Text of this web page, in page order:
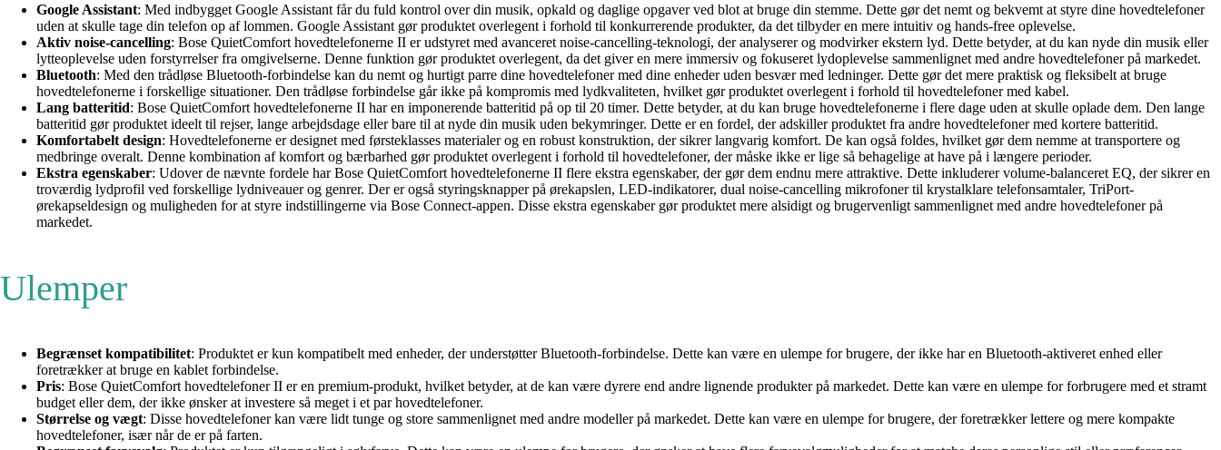
Google Assistant: Med indbygget Google Assistant får du fuld kontrol over din musik, opkald og daglige opgaver ved blot at bruge din stemme. Dette gør det nemt og bekvemt at styre dine hovedtelefoner
uden at skulle tage din telefon op af lommen. Google Assistant gør produktet overlegent i forhold til konkurrerende produkter, da det tilbyder en mere intuitiv og hands-free oplevelse.
Aktiv noise-cancelling: Bose QuietComfort hovedtelefonerne II er udstyret med avanceret noise-cancelling-teknologi, der analyserer og modvirker ekstern lyd. Dette betyder, at du kan nyde din musik eller
lytteoplevelse uden forstyrrelser fra omgivelserne. Denne funktion gør produktet overlegent, da det giver en mere immersiv og fokuseret lydoplevelse sammenlignet med andre hovedtelefoner på markedet.
Bluetooth: Med den trådløse Bluetooth-forbindelse kan du nemt og hurtigt parre dine hovedtelefoner med dine enheder uden besvær med ledninger. Dette gør det mere praktisk og fleksibelt at bruge
hovedtelefonerne i forskellige situationer. Den trådløse forbindelse går ikke på kompromis med lydkvaliteten, hvilket gør produktet overlegent i forhold til hovedtelefoner med kabel.
Lang batteritid: Bose QuietComfort hovedtelefonerne II har en imponerende batteritid på op til 20 timer. Dette betyder, at du kan bruge hovedtelefonerne i flere dage uden at skulle oplade dem. Den lange
batteritid gør produktet ideelt til rejser, lange arbejdsdage eller bare til at nyde din musik uden bekymringer. Dette er en fordel, der adskiller produktet fra andre hovedtelefoner med kortere batteritid.
Komfortabelt design: Hovedtelefonerne er designet med førsteklasses materialer og en robust konstruktion, der sikrer langvarig komfort. De kan også foldes, hvilket gør dem nemme at transportere og
medbringe overalt. Denne kombination af komfort og bærbarhed gør produktet overlegent i forhold til hovedtelefoner, der måske ikke er lige så behagelige at have på i længere perioder.
Ekstra egenskaber: Udover de nævnte fordele har Bose QuietComfort hovedtelefonerne II flere ekstra egenskaber, der gør dem endnu mere attraktive. Dette inkluderer volume-balanceret EQ, der sikrer en
troværdig lydprofil ved forskellige lydniveauer og genrer. Der er også styringsknapper på ørekapslen, LED-indikatorer, dual noise-cancelling mikrofoner til krystalklare telefonsamtaler, TriPort-
ørekapseldesign og muligheden for at styre indstillingerne via Bose Connect-appen. Disse ekstra egenskaber gør produktet mere alsidigt og brugervenligt sammenlignet med andre hovedtelefoner på
markedet.
Ulemper
Begrænset kompatibilitet: Produktet er kun kompatibelt med enheder, der understøtter Bluetooth-forbindelse. Dette kan være en ulempe for brugere, der ikke har en Bluetooth-aktiveret enhed eller
foretrækker at bruge en kablet forbindelse.
Pris: Bose QuietComfort hovedtelefoner II er en premium-produkt, hvilket betyder, at de kan være dyrere end andre lignende produkter på markedet. Dette kan være en ulempe for forbrugere med et stramt
budget eller dem, der ikke ønsker at investere så meget i et par hovedtelefoner.
Størrelse og vægt: Disse hovedtelefoner kan være lidt tunge og store sammenlignet med andre modeller på markedet. Dette kan være en ulempe for brugere, der foretrækker lettere og mere kompakte
hovedtelefoner, især når de er på farten.